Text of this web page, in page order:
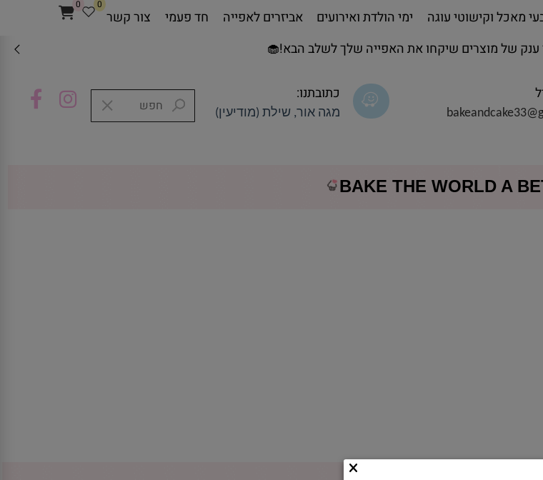
של מוצרים שיקחו את האפייה שלך לשלב הבא!🧁
כתובתנו:
מגה אור, שילת (מודיעין)
0 0
מאכל וקישוטי עוגה ימי הולדת ואירועים אביזרים לאפייה חד פעמי צור קשר
BAKE THE WORLD A